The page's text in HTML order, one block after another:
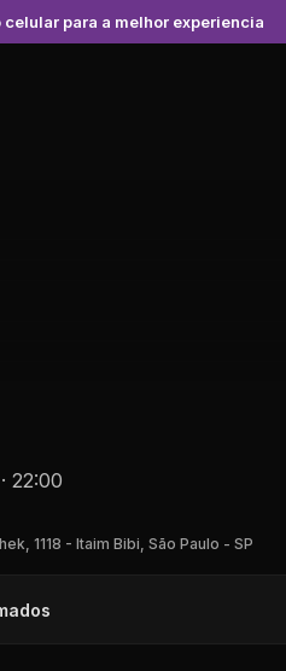
celular para a melhor experiencia
22:00
1118 - Itaim Bibi, São Paulo - SP
s